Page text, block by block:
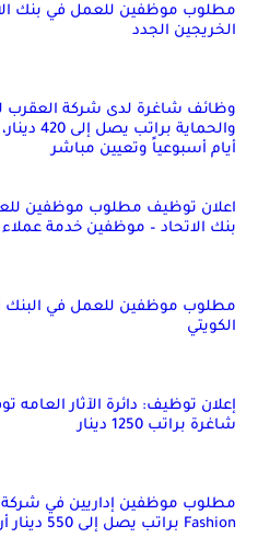
مطلوب موظفين للعمل في بنك
الخريجين الجدد
وظائف شاغرة لدى شركة العقرب
أيام أسبوعياً وتعيين مباشر
اعلان توظيف مطلوب موظفين
بنك الاتحاد – موظفين خدمة عملاء
مطلوب موظفين للعمل في البنك
الكويتي
إعلان توظيف: دائرة الآثار العامه
شاغرة براتب 1250 دينار
Fashion براتب يصل إلى 550 دينار أردني